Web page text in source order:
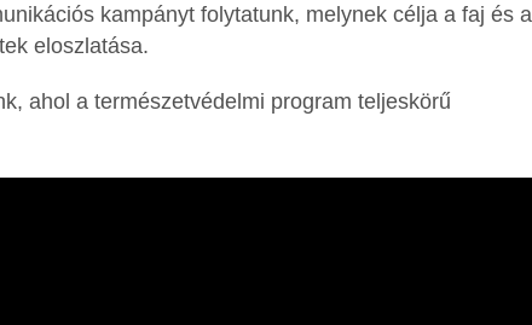
kampányt folytatunk, melynek célja a faj és a
eloszlatása.
ahol a természetvédelmi program teljeskörű